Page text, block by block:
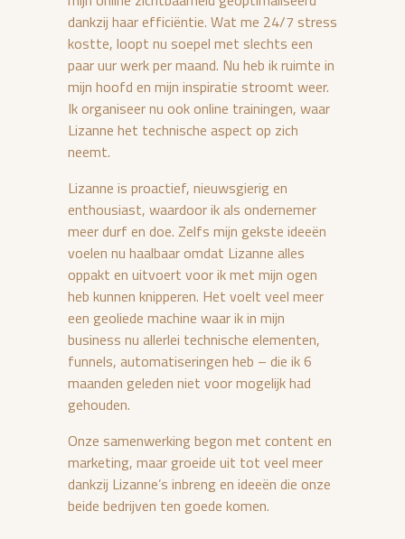
dankzij haar efficiëntie. Wat me 24/7 stress
kostte, loopt nu soepel met slechts een
paar uur werk per maand. Nu heb ik ruimte in
mijn hoofd en mijn inspiratie stroomt weer.
Ik organiseer nu ook online trainingen, waar
Lizanne het technische aspect op zich
neemt.
Lizanne is proactief, nieuwsgierig en
enthousiast, waardoor ik als ondernemer
meer durf en doe. Zelfs mijn gekste ideeën
voelen nu haalbaar omdat Lizanne alles
oppakt en uitvoert voor ik met mijn ogen
heb kunnen knipperen. Het voelt veel meer
een geoliede machine waar ik in mijn
business nu allerlei technische elementen,
funnels, automatiseringen heb – die ik 6
maanden geleden niet voor mogelijk had
gehouden.
Onze samenwerking begon met content en
marketing, maar groeide uit tot veel meer
dankzij Lizanne’s inbreng en ideeën die onze
beide bedrijven ten goede komen.